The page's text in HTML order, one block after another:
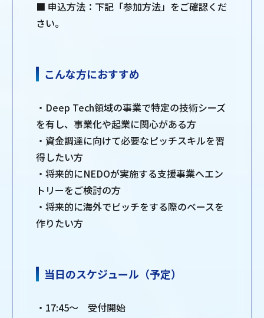
■ 申込方法：下記「参加方法」をご確認くだ
さい。
こんな方におすすめ
・Deep Tech領域の事業で特定の技術シーズ
を有し、事業化や起業に関心がある方
・資金調達に向けて必要なピッチスキルを習
得したい方
・将来的にNEDOが実施する支援事業へエン
トリーをご検討の方
・将来的に海外でピッチをする際のベースを
作りたい方
当日のスケジュール（予定）
・17:45～ 受付開始